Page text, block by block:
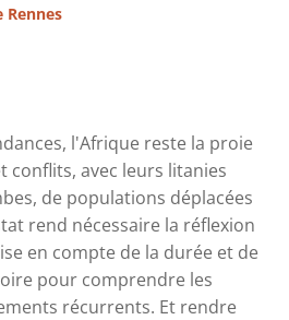
Rennes
l'Afrique reste la proie
conflits, avec leurs litanies
de populations déplacées
rend nécessaire la réﬂexion
en compte de la durée et de
pour comprendre les
récurrents. Et rendre